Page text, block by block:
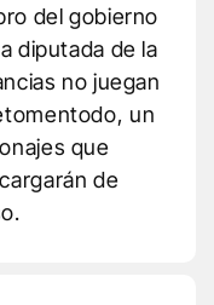
del gobierno
diputada de la
no juegan
un
que
de